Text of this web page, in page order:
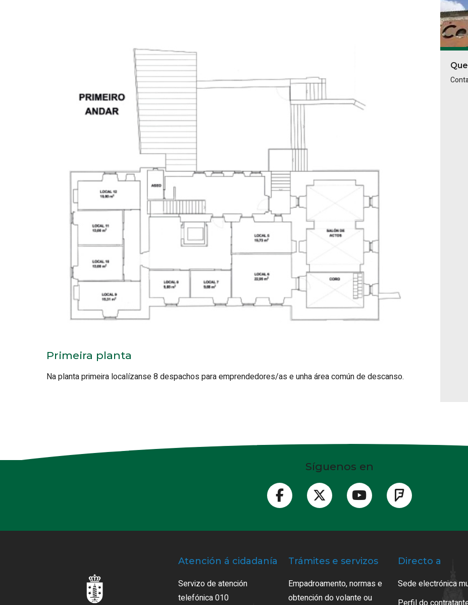
Primeira planta
Na planta primeira localízanse 8 despachos para emprendedores/as e unha área común de descanso.
Síguenos en
Atención á cidadanía
Servizo de atención
telefónica 010
Trámites e servizos
Empadroamento, normas e
obtención do volante ou
Directo a
Sede electrónica